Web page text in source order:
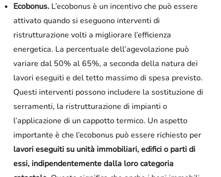
Ecobonus.L’ecobonus è un incentivo che può essere
attivato quando si eseguono interventi di
ristrutturazione volti a migliorare l’efficienza
energetica. La percentuale dell’agevolazione può
variare dal 50% al 65%, a seconda della natura dei
lavori eseguiti e del tetto massimo di spesa previsto.
Questi interventi possono includere la sostituzione di
serramenti, la ristrutturazione di impianti o
l’applicazione di un cappotto termico. Un aspetto
importante è che l’ecobonus può essere richiesto per
lavori eseguiti su unità immobiliari, edifici o parti di
essi, indipendentemente dalla loro categoria